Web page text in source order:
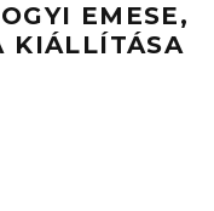
EMESE,
KIÁLLÍTÁSA